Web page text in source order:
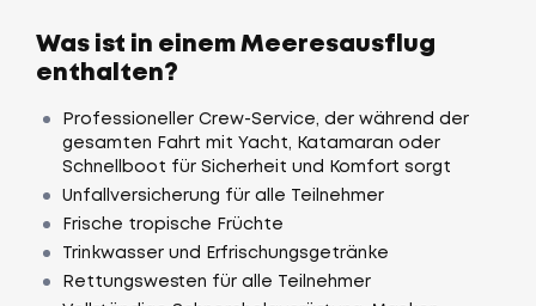
Was ist in einem Meeresausflug
enthalten?
Professioneller Crew-Service, der während der
gesamten Fahrt mit Yacht, Katamaran oder
Schnellboot für Sicherheit und Komfort sorgt
Unfallversicherung für alle Teilnehmer
Frische tropische Früchte
Trinkwasser und Erfrischungsgetränke
Rettungswesten für alle Teilnehmer